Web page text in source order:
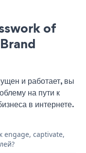
of
и работает, вы
на пути к
в интернете.
engage, captivate,